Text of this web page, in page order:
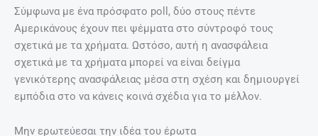
Σύμφωνα με ένα πρόσφατο poll, δύο στους πέντε
Αμερικάνους έχουν πει ψέμματα στο σύντροφό τους
σχετικά με τα χρήματα. Ωστόσο, αυτή η ανασφάλεια
σχετικά με τα χρήματα μπορεί να είναι δείγμα
γενικότερης ανασφάλειας μέσα στη σχέση και δημιουργεί
εμπόδια στο να κάνεις κοινά σχέδια για το μέλλον.
Μην ερωτεύεσαι την ιδέα του έρωτα